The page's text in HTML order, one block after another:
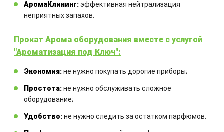
Комбинация оборудования
рассчитывается для каждого
отдельного проекта
АромаКлининг:эффективная нейтрализация
неприятных запахов.
Прокат Арома оборудования вместе с услугой
"Ароматизация под Ключ":
Экономия:не нужно покупать дорогие приборы;
Простота:не нужно обслуживать сложное
оборудование;
Удобство:не нужно следить за остатком парфюмов.